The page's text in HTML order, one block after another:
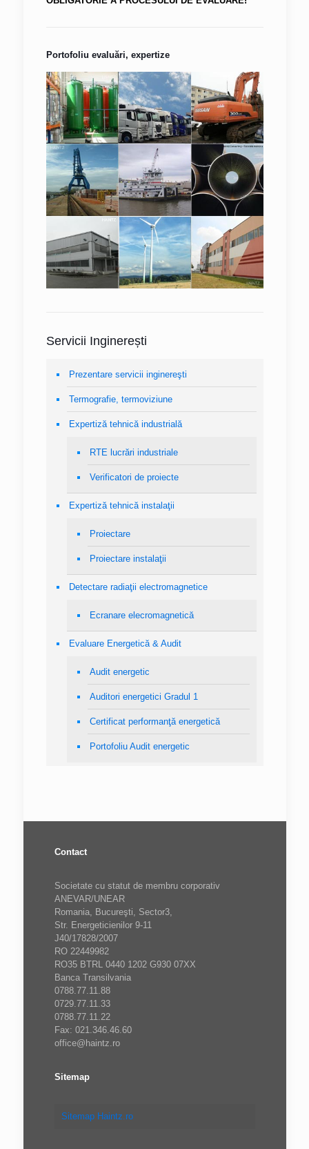
Portofoliu evaluări, expertize
Servicii Inginerești
Prezentare servicii inginereşti
Termografie, termoviziune
Expertiză tehnică industrială
RTE lucrări industriale
Verificatori de proiecte
Expertiză tehnică instalaţii
Proiectare
Proiectare instalaţii
Detectare radiaţii electromagnetice
Ecranare elecromagnetică
Evaluare Energetică & Audit
Audit energetic
Auditori energetici Gradul 1
Certificat performanţă energetică
Portofoliu Audit energetic
Contact
Societate cu statut de membru corporativ
ANEVAR/UNEAR
Romania, Bucureşti, Sector3,
Str. Energeticienilor 9-11
J40/17828/2007
RO 22449982
RO35 BTRL 0440 1202 G930 07XX
Banca Transilvania
0788.77.11.88
0729.77.11.33
0788.77.11.22
Fax: 021.346.46.60
office@haintz.ro
Sitemap
Sitemap Haintz.ro